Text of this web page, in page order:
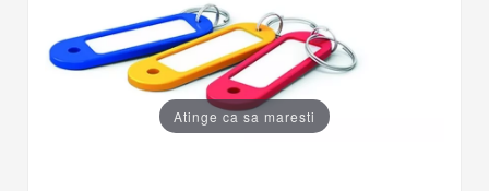
Atinge ca sa maresti